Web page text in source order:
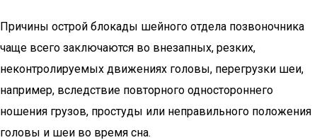
Причины острой блокады шейного отдела позвоночника
чаще всего заключаются во внезапных, резких,
неконтролируемых движениях головы, перегрузки шеи,
например, вследствие повторного одностороннего
ношения грузов, простуды или неправильного положения
головы и шеи во время сна.